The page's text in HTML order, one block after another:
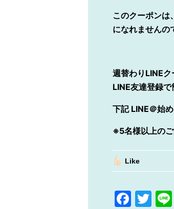
このクーポン
になれませんの
週替わりLINE
LINE友達登録で
下記 LINE＠始め
※5名様以上のご
Like
F
T